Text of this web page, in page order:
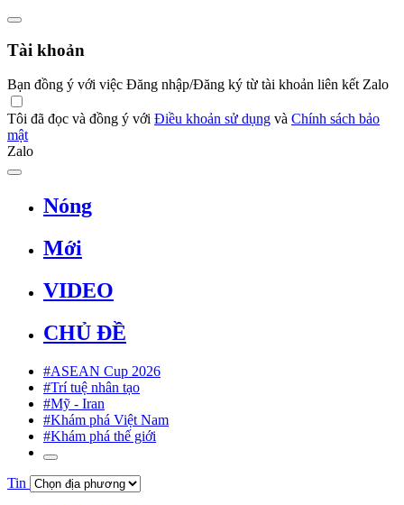
Tài khoản
Bạn đồng ý với việc Đăng nhập/Đăng ký từ tài khoản liên kết Zalo
Tôi đã đọc và đồng ý với Điều khoản sử dụng và Chính sách bảo
mật
Zalo
Nóng
Mới
VIDEO
CHỦ ĐỀ
#ASEAN Cup 2026
#Trí tuệ nhân tạo
#Mỹ - Iran
#Khám phá Việt Nam
#Khám phá thế giới
Tin